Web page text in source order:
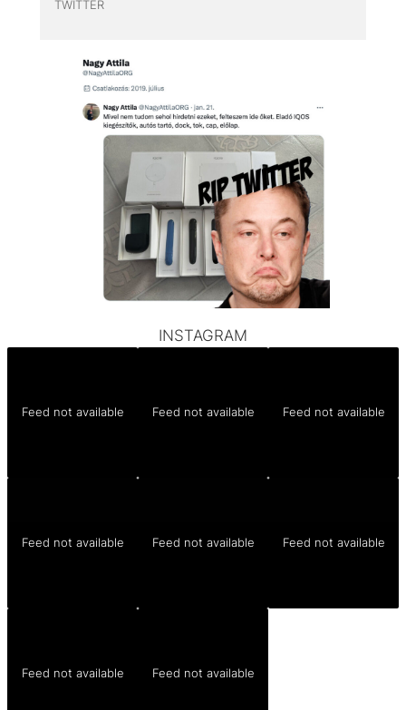
TWITTER
INSTAGRAM
Feed not available Feed not available Feed not available
Feed not available Feed not available Feed not available
Feed not available Feed not available